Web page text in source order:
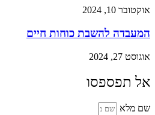
אוקטובר 10, 2024
המעבדה להשבת כוחות חיים
אוגוסט 27, 2024
אל תפספסו
שם מלא